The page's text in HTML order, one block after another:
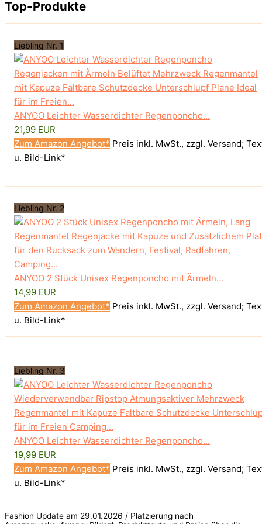
Top-Produkte
Liebling Nr. 1
ANYOO Leichter Wasserdichter Regenponcho...
21,99 EUR
Zum Amazon Angebot* Preis inkl. MwSt., zzgl. Versand;
u. Bild-Link*
Liebling Nr. 2
ANYOO 2 Stück Unisex Regenponcho mit Ärmeln...
14,99 EUR
Zum Amazon Angebot* Preis inkl. MwSt., zzgl. Versand;
u. Bild-Link*
Liebling Nr. 3
ANYOO Leichter Wasserdichter Regenponcho...
19,99 EUR
Zum Amazon Angebot* Preis inkl. MwSt., zzgl. Versand;
u. Bild-Link*
Fashion Update am 29.01.2026 / Platzierung nach